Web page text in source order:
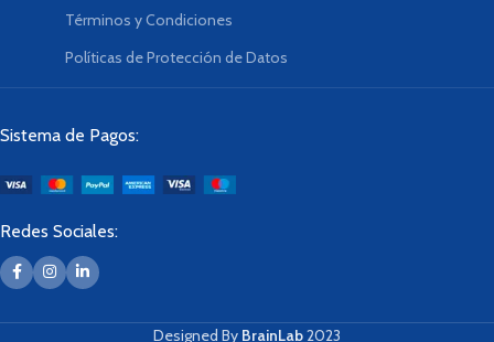
Términos y Condiciones
Políticas de Protección de Datos
Sistema de Pagos:
Redes Sociales:
Designed By BrainLab2023